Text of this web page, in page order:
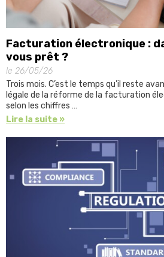
Facturation électronique :
vous prêt ?
le 26/05/26
Trois mois. C’est le temps qu’il reste
légale de la réforme de la facturation
selon les chiffres …
Lire la suite »